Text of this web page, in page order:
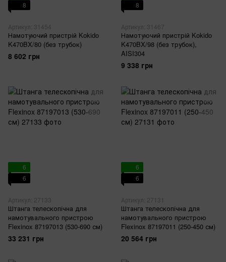
8
Артикул: 31454
Намотуючий пристрій Kokido
K470BX/80 (без трубок)
8 602 грн
8
Артикул: 31467
Намотуючий пристрій Kokido
K470BX/98 (без трубок),
AISI304
9 338 грн
6
6
Артикул: 27133
Штанга телескопічна для
намотувального пристрою
Flexinox 87197013 (530-690 см)
33 231 грн
6
6
Артикул: 27131
Штанга телескопічна для
намотувального пристрою
Flexinox 87197011 (250-450 см)
20 564 грн